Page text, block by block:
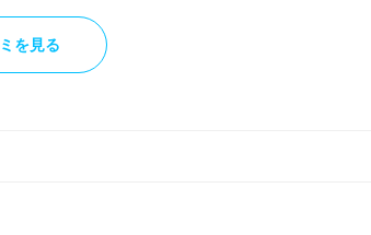
ました。
を見る